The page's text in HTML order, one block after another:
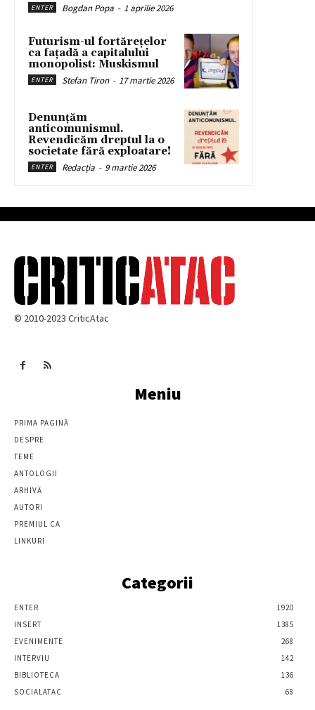
ENTER Bogdan Popa - 1 aprilie 2026
Futurism-ul fortărețelor
ca fațadă a capitalului
monopolist: Muskismul
ENTER Stefan Tiron - 17 martie 2026
Denunțăm
anticomunismul.
Revendicăm dreptul la o
societate fără exploatare!
ENTER Redacția - 9 martie 2026
© 2010-2023 CriticAtac
Meniu
PRIMA PAGINĂ
DESPRE
TEME
ANTOLOGII
ARHIVĂ
AUTORI
PREMIUL CA
LINKURI
Categorii
ENTER
1920
INSERT
1385
EVENIMENTE
268
INTERVIU
142
BIBLIOTECA
136
SOCIALATAC
68